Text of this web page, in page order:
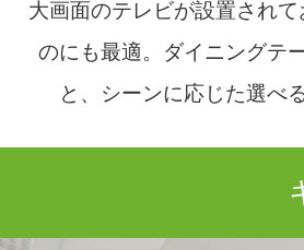
大画面のテレビが設置され
のにも最適。ダイニングテ
と、シーンに応じた選べ